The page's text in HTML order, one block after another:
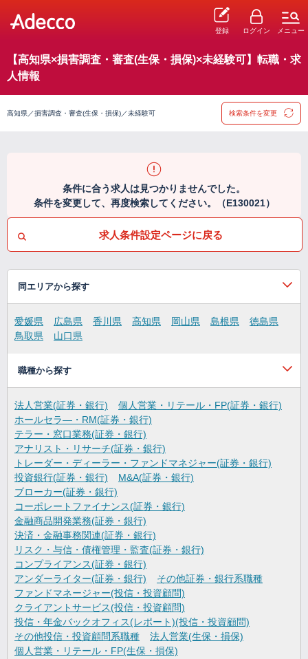
登録 ログイン メニュー
【高知県×損害調査・審査(生保・損保)×未経験可】転職・求
人情報
高知県／損害調査・審査(生保・損保)／未経験可 検索条件を変更
条件に合う求人は見つかりませんでした。
条件を変更して、再度検索してください。（E130021）
求人条件設定ページに戻る
同エリアから探す
愛媛県 広島県 香川県 高知県 岡山県 島根県
徳島県
鳥取県
山口県
職種から探す
法人営業(証券・銀行)
個人営業・リテール・FP(証券・銀行)
ホールセラ―・RM(証券・銀行)
テラー・窓口業務(証券・銀行)
アナリスト・リサーチ(証券・銀行)
トレーダー・ディーラー・ファンドマネジャー(証券・銀行)
投資銀行(証券・銀行)
M&A(証券・銀行)
ブローカー(証券・銀行)
コーポレートファイナンス(証券・銀行)
金融商品開発業務(証券・銀行)
決済・金融事務関連(証券・銀行)
リスク・与信・債権管理・監査(証券・銀行)
コンプライアンス(証券・銀行)
アンダーライター(証券・銀行)
その他証券・銀行系職種
ファンドマネージャー(投信・投資顧問)
クライアントサービス(投信・投資顧問)
投信・年金バックオフィス(レポート)(投信・投資顧問)
その他投信・投資顧問系職種
法人営業(生保・損保)
個人営業・リテール・FP(生保・損保)